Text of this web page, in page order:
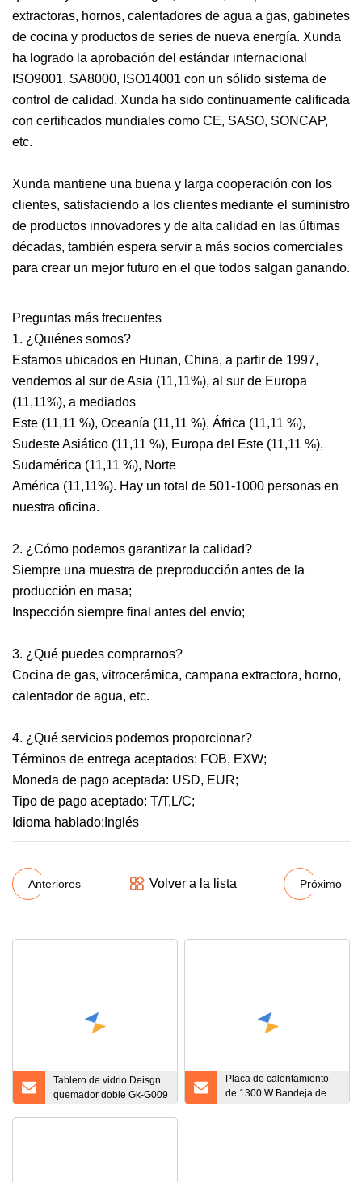
extractoras, hornos, calentadores de agua a gas, gabinetes
de cocina y productos de series de nueva energía. Xunda
ha logrado la aprobación del estándar internacional
ISO9001, SA8000, ISO14001 con un sólido sistema de
control de calidad. Xunda ha sido continuamente calificada
con certificados mundiales como CE, SASO, SONCAP,
etc.
Xunda mantiene una buena y larga cooperación con los
clientes, satisfaciendo a los clientes mediante el suministro
de productos innovadores y de alta calidad en las últimas
décadas, también espera servir a más socios comerciales
para crear un mejor futuro en el que todos salgan ganando.
Preguntas más frecuentes
1. ¿Quiénes somos?
Estamos ubicados en Hunan, China, a partir de 1997,
vendemos al sur de Asia (11,11%), al sur de Europa
(11,11%), a mediados
Este (11,11 %), Oceanía (11,11 %), África (11,11 %),
Sudeste Asiático (11,11 %), Europa del Este (11,11 %),
Sudamérica (11,11 %), Norte
América (11,11%). Hay un total de 501-1000 personas en
nuestra oficina.
2. ¿Cómo podemos garantizar la calidad?
Siempre una muestra de preproducción antes de la
producción en masa;
Inspección siempre final antes del envío;
3. ¿Qué puedes comprarnos?
Cocina de gas, vitrocerámica, campana extractora, horno,
calentador de agua, etc.
4. ¿Qué servicios podemos proporcionar?
Términos de entrega aceptados: FOB, EXW;
Moneda de pago aceptada: USD, EUR;
Tipo de pago aceptado: T/T,L/C;
Idioma hablado:Inglés
Anteriores Volver a la lista Próximo
Tablero de vidrio Deisgn
quemador doble Gk-G009
Placa de calentamiento
de 1300 W Bandeja de
calentamiento de